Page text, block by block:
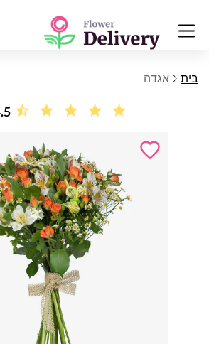
בית אגדה